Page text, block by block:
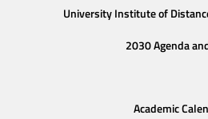
University Institute of
2030 Agenda
Academic